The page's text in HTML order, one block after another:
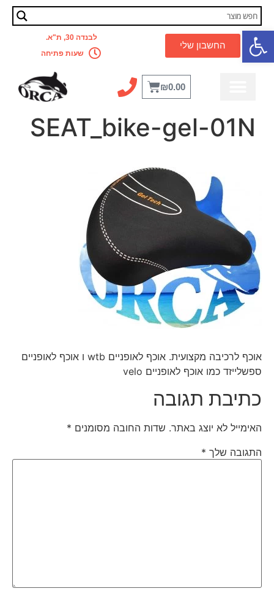
פתח סרגל נגישותהחשבון שלי
לבנדה 30, ת"א.
שעות פתיחה
₪0.00
SEAT_bike-gel-01N
אוכף לרכיבה מקצועית. אוכף לאופניים wtb ו אוכף לאופניים
ספשלייזד כמו אוכף לאופניים velo
כתיבת תגובה
האימייל לא יוצג באתר. שדות החובה מסומנים *
התגובה שלך *